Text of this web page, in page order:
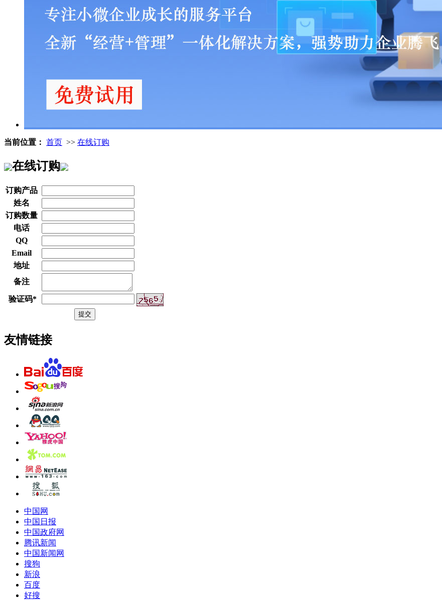
当前位置： 首页 >> 在线订购
在线订购
订购产品
姓名
订购数量
电话
QQ
Email
地址
备注
验证码*
友情链接
中国网
中国日报
中国政府网
腾讯新闻
中国新闻网
搜狗
新浪
百度
好搜